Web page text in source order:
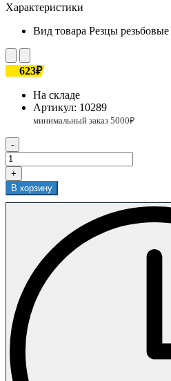
Характеристики
Вид товара Резцы резьбовые
623₽
На складе
Артикул: 10289
-
+
В корзину